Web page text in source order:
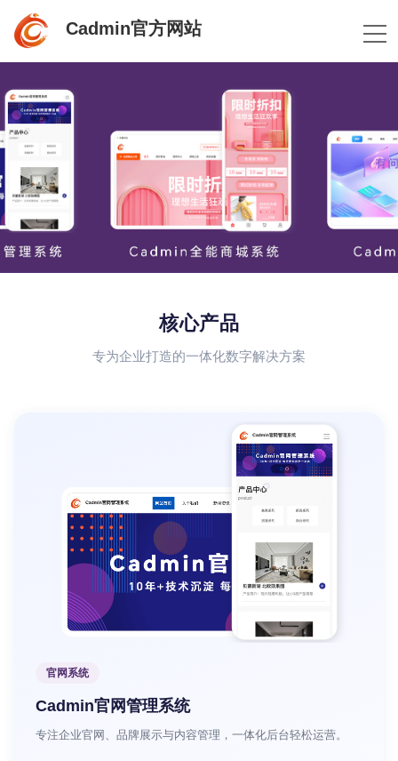
Cadmin官方网站
核心产品
专为企业打造的一体化数字解决方案
官网系统
Cadmin官网管理系统
专注企业官网、品牌展示与内容管理，一体化后台轻松运营。